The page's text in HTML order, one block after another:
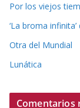
Por los viejos
‘La broma
Otra del Mundial
Lunática
Comentarios